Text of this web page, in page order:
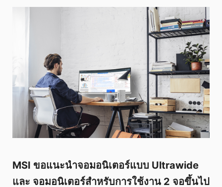
MSI ขอแนะนำจอมอนิเตอร์แบบ Ultrawide
และ จอมอนิเตอร์สำหรับการใช้งาน 2 จอขึ้นไป